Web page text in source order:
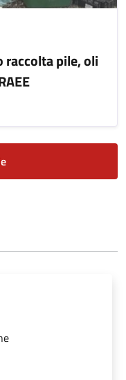
raccolta pile, oli